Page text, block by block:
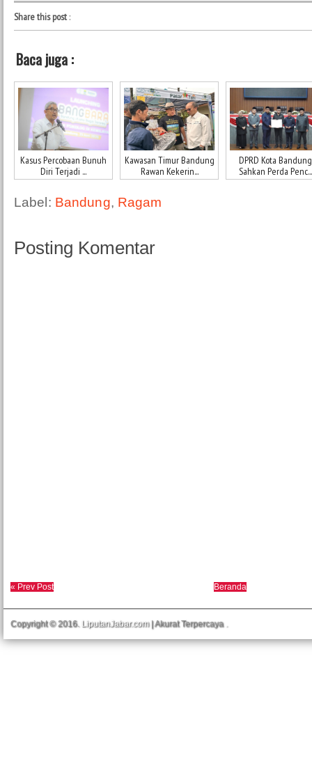
Share this post:
Baca juga :
Kasus Percobaan Bunuh
Diri Terjadi ...
Kawasan Timur Bandung
Rawan Kekerin...
DPRD Kota Bandung
Sahkan Perda Penc...
Label: Bandung, Ragam
Posting Komentar
« Prev Post Beranda
Copyright © 2016. LiputanJabar.com| Akurat Terpercaya